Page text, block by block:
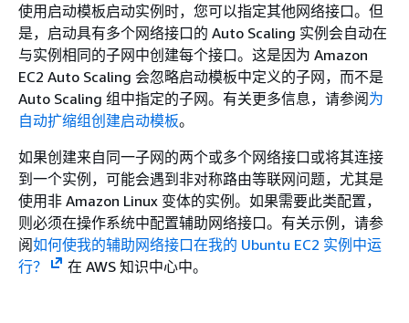
使用启动模板启动实例时，您可以指定其他网络接口。但
是，启动具有多个网络接口的 Auto Scaling 实例会自动在
与实例相同的子网中创建每个接口。这是因为 Amazon
EC2 Auto Scaling 会忽略启动模板中定义的子网，而不是
Auto Scaling 组中指定的子网。有关更多信息，请参阅为
自动扩缩组创建启动模板。
如果创建来自同一子网的两个或多个网络接口或将其连接
到一个实例，可能会遇到非对称路由等联网问题，尤其是
使用非 Amazon Linux 变体的实例。如果需要此类配置，
则必须在操作系统中配置辅助网络接口。有关示例，请参
阅如何使我的辅助网络接口在我的 Ubuntu EC2 实例中运
行？
在 AWS 知识中心中。